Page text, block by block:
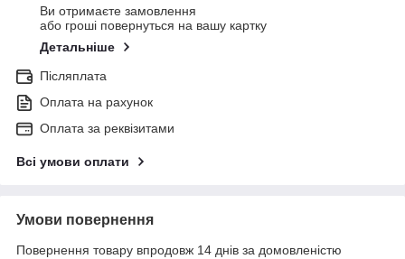
Ви отримаєте замовлення
або гроші повернуться на вашу картку
Детальніше
Післяплата
Оплата на рахунок
Оплата за реквізитами
Всі умови оплати
Умови повернення
Повернення товару впродовж 14 днів за домовленістю